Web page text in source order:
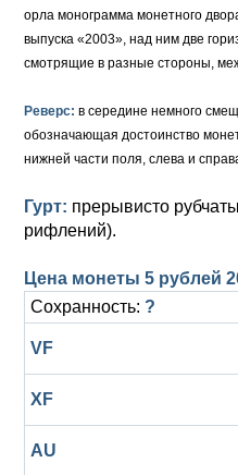
Для Польши
Для Польши
Медь
Таврические монеты
Золото
Для Пруссии
Альбертусталер
Иоанн Антонович (1740-
Екатерина I (1725-1727)
Золото
Серебро
Медь
орла монограмма монетного
выпуска «2003», над ним две
смотрящие в разные стороны,
Реверс: в середине немного
обозначающая достоинство
нижней части поля, слева и
Гурт: прерывисто
рифлений).
Цена монеты 5 рублей
Сохранность: ?
VF
XF
AU